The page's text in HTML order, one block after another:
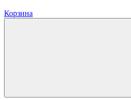
Корзина